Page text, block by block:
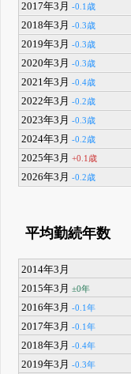
2017年3月-0.1歳
2018年3月-0.3歳
2019年3月-0.3歳
2020年3月-0.3歳
2021年3月-0.4歳
2022年3月-0.2歳
2023年3月-0.3歳
2024年3月-0.2歳
2025年3月+0.1歳
2026年3月-0.2歳
平均勤続年数
2014年3月
2015年3月±0年
2016年3月-0.1年
2017年3月-0.1年
2018年3月-0.4年
2019年3月-0.3年